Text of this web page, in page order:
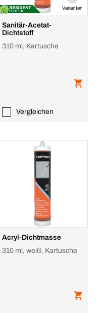
Varianten
Sanitär-Acetat-
Dichtstoff
310 ml, Kartusche
Vergleichen
Acryl-Dichtmasse
310 ml, weiß, Kartusche